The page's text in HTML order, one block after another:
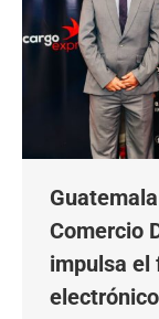
Comercio
impulsa el